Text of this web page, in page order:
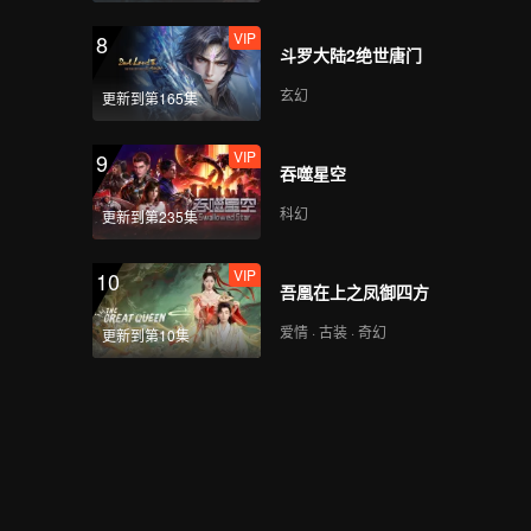
8
更新到第165集
VIP
斗罗大陆2绝世唐门
玄幻
9
更新到第235集
VIP
吞噬星空
科幻
10
更新到第10集
VIP
吾凰在上之凤御四方
爱情 · 古装 · 奇幻